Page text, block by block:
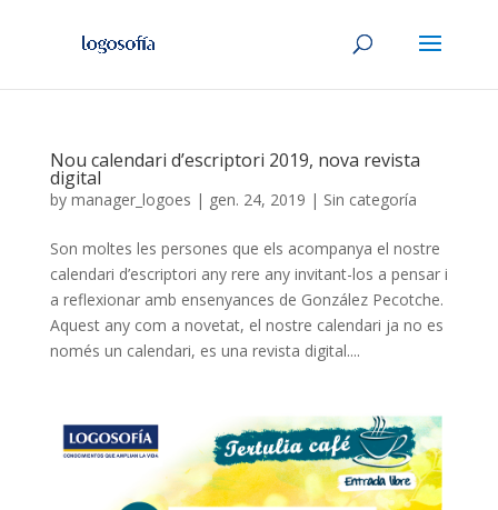
Nou calendari d’escriptori 2019, nova revista
digital
by manager_logoes | gen. 24, 2019 | Sin categoría
Son moltes les persones que els acompanya el nostre
calendari d’escriptori any rere any invitant-los a pensar i
a reflexionar amb ensenyances de González Pecotche.
Aquest any com a novetat, el nostre calendari ja no es
només un calendari, es una revista digital....